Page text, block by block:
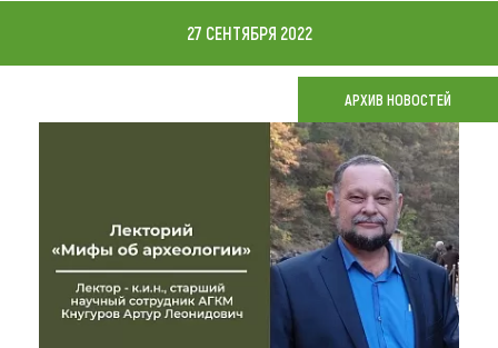
Что привезти (сувениры)
Коллекция впечатлений
Другие рубрики
27 СЕНТЯБРЯ 2022
АРХИВ НОВОСТЕЙ